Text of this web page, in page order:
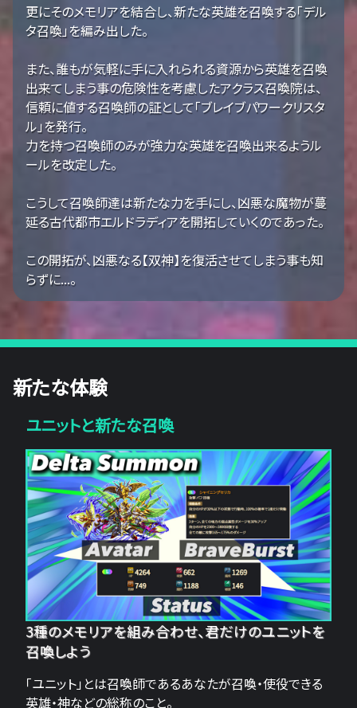
更にそのメモリアを結合し、新たな英雄を召喚する「デル
タ召喚」を編み出した。
また、誰もが気軽に手に入れられる資源から英雄を召喚
出来てしまう事の危険性を考慮したアクラス召喚院は、
信頼に値する召喚師の証として「ブレイブパワークリスタ
ル」を発行。
力を持つ召喚師のみが強力な英雄を召喚出来るようル
ールを改定した。
こうして召喚師達は新たな力を手にし、凶悪な魔物が蔓
延る古代都市エルドラディアを開拓していくのであった。
この開拓が、凶悪なる【双神】を復活させてしまう事も知
らずに...。
新たな体験
ユニットと新たな召喚
3種のメモリアを組み合わせ、君だけのユニットを
召喚しよう
「ユニット」とは召喚師であるあなたが召喚・使役できる
英雄・神などの総称のこと。